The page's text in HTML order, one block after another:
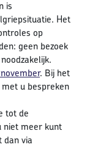
is
Het
op
geen bezoek
. Bij het
u bespreken
tot de
niet meer kunt
dan via